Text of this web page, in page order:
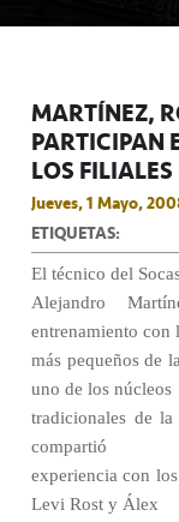
MARTÍNEZ,
PARTICIPAN
LOS
Jueves, 1 Mayo,
ETIQUETAS:
El técnico del
Alejandro
entrenamiento con
más pequeños de
uno de los núcleos
tradicionales de
compartió
experiencia con
Levi Rost y Álex